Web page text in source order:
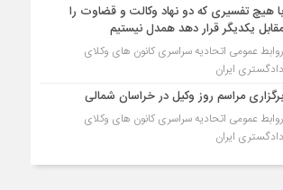
با هیچ تفسیری که دو نهاد وکالت و قضاوت را
یکدیگر قرار دهد همدل نیستیم
روابط عمومی اتحادیه سراسری کانون های وکلای
دادگستری ایران
برگزاری مراسم روز وکیل در خراسان شمالی
روابط عمومی اتحادیه سراسری کانون های وکلای
دادگستری ایران